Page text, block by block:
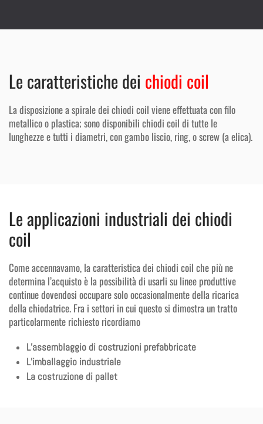
Le caratteristiche dei chiodi coil
La disposizione a spirale dei chiodi coil viene effettuata con filo
metallico o plastica; sono disponibili chiodi coil di tutte le
lunghezze e tutti i diametri, con gambo liscio, ring, o screw (a elica).
Le applicazioni industriali dei chiodi
coil
Come accennavamo, la caratteristica dei chiodi coil che più ne
determina l’acquisto è la possibilità di usarli su linee produttive
continue dovendosi occupare solo occasionalmente della ricarica
della chiodatrice. Fra i settori in cui questo si dimostra un tratto
particolarmente richiesto ricordiamo
L’assemblaggio di costruzioni prefabbricate
L’imballaggio industriale
La costruzione di pallet